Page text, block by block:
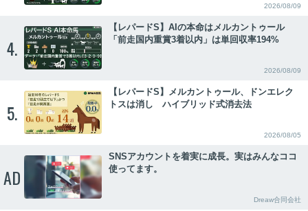
2026/08/09
4.
【レパードS】AIの本命はメルカントゥール
「前走国内重賞3着以内」は単回収率194%
2026/08/09
5.
【レパードS】メルカントゥール、ドンエレク
トスは消し ハイブリッド式消去法
2026/08/05
AD
SNSアカウントを着実に成長。実はみんなココ
使ってます。
Dreaw合同会社